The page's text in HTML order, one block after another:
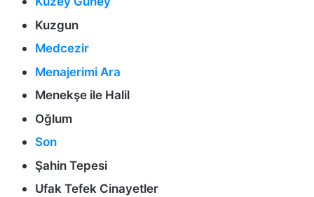
Kuzgun
Medcezir
Menajerimi Ara
Menekşe ile Halil
Oğlum
Son
Şahin Tepesi
Ufak Tefek Cinayetler